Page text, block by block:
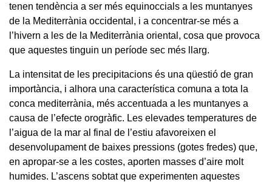
tenen tendència a ser més equinoccials a les muntanyes
de la Mediterrània occidental, i a concentrar-se més a
l’hivern a les de la Mediterrània oriental, cosa que provoca
que aquestes tinguin un període sec més llarg.
La intensitat de les precipitacions és una qüestió de gran
importància, i alhora una característica comuna a tota la
conca mediterrània, més accentuada a les muntanyes a
causa de l’efecte orogràfic. Les elevades temperatures de
l’aigua de la mar al final de l’estiu afavoreixen el
desenvolupament de baixes pressions (gotes fredes) que,
en apropar-se a les costes, aporten masses d’aire molt
humides. L’ascens sobtat que experimenten aquestes